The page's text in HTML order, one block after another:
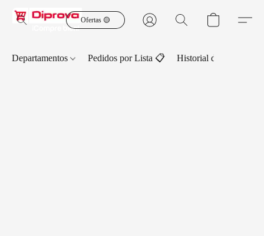
Ofertas 🟡
Departamentos Pedidos por Lista 📋 Historial de Pedidos